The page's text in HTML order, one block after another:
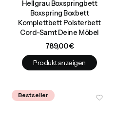
Hellgrau Boxspringbett
Boxspring Boxbett
Komplettbett Polsterbett
Cord-Samt Deine Möbel
Preis
789,00 €
Produkt anzeigen
Bestseller